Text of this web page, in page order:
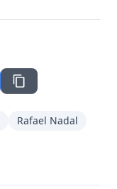
Rafael Nadal